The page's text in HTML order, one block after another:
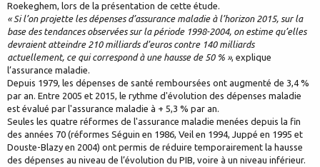
Roekeghem, lors de la présentation de cette étude.
« Si l’on projette les dépenses d’assurance maladie à l’horizon 2015, sur la
base des tendances observées sur la période 1998-2004, on estime qu’elles
devraient atteindre 210 milliards d’euros contre 140 milliards
actuellement, ce qui correspond à une hausse de 50 % », explique
l’assurance maladie.
Depuis 1979, les dépenses de santé remboursées ont augmenté de 3,4 %
par an. Entre 2005 et 2015, le rythme d'évolution des dépenses maladie
est évalué par l'assurance maladie à + 5,3 % par an.
Seules les quatre réformes de l'assurance maladie menées depuis la fin
des années 70 (réformes Séguin en 1986, Veil en 1994, Juppé en 1995 et
Douste-Blazy en 2004) ont permis de réduire temporairement la hausse
des dépenses au niveau de l’évolution du PIB, voire à un niveau inférieur.